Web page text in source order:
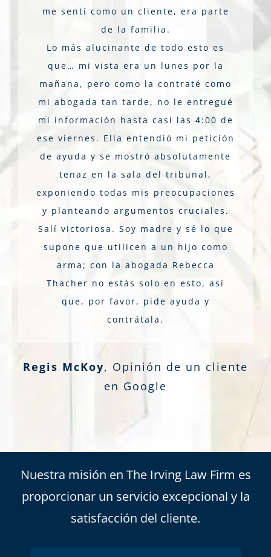
me sentí como un cliente, era parte
de la familia.
Lo más alucinante de todo esto es
que… mi vista era un lunes por la
mañana, pero como la contraté como
mi abogada tan tarde, no le entregué
mi información hasta casi las 4:00 de
ese viernes. Ella entendió mi petición
de ayuda y se mostró absolutamente
tenaz en la sala del tribunal,
exponiendo todas mis preocupaciones
y planteando argumentos cruciales.
Salí victoriosa. Soy madre y sé lo que
supone que utilicen a un hijo como
arma; con la abogada Rebecca
Thacher no estás solo en esto, así
que, por favor, pide ayuda y
contrátala.
Regis McKoy, Opinión de un cliente
en Google
Nuestra misión en The Irving Law Firm es
proporcionar un servicio excepcional y la
satisfacción del cliente.